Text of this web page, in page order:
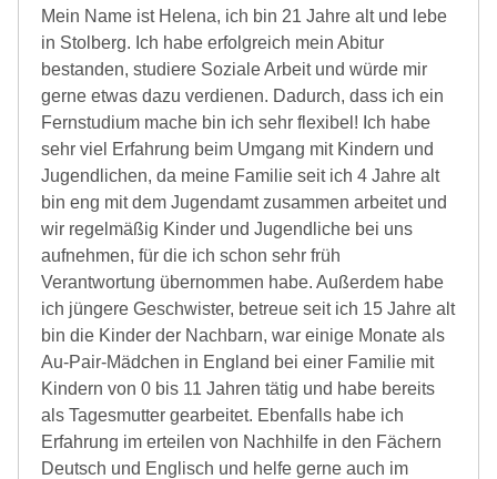
Mein Name ist Helena, ich bin 21 Jahre alt und lebe
in Stolberg. Ich habe erfolgreich mein Abitur
bestanden, studiere Soziale Arbeit und würde mir
gerne etwas dazu verdienen. Dadurch, dass ich ein
Fernstudium mache bin ich sehr flexibel! Ich habe
sehr viel Erfahrung beim Umgang mit Kindern und
Jugendlichen, da meine Familie seit ich 4 Jahre alt
bin eng mit dem Jugendamt zusammen arbeitet und
wir regelmäßig Kinder und Jugendliche bei uns
aufnehmen, für die ich schon sehr früh
Verantwortung übernommen habe. Außerdem habe
ich jüngere Geschwister, betreue seit ich 15 Jahre alt
bin die Kinder der Nachbarn, war einige Monate als
Au-Pair-Mädchen in England bei einer Familie mit
Kindern von 0 bis 11 Jahren tätig und habe bereits
als Tagesmutter gearbeitet. Ebenfalls habe ich
Erfahrung im erteilen von Nachhilfe in den Fächern
Deutsch und Englisch und helfe gerne auch im